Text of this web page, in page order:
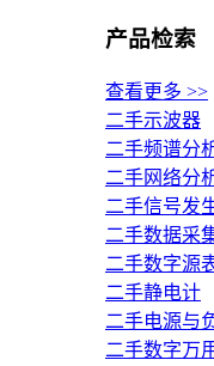
产品检索
查看更多 >>
二手示波器
二手频谱分
二手网络分
二手信号发
二手数据采
二手数字源
二手静电计
二手电源与
二手数字万